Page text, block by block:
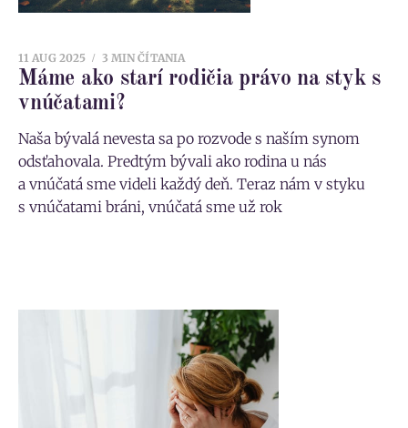
Máme ako starí rodičia právo na styk s
vnúčatami?
11 AUG 2025 3 MIN ČÍTANIA
Naša bývalá nevesta sa po rozvode s naším synom
odsťahovala. Predtým bývali ako rodina u nás
a vnúčatá sme videli každý deň. Teraz nám v styku
s vnúčatami bráni, vnúčatá sme už rok